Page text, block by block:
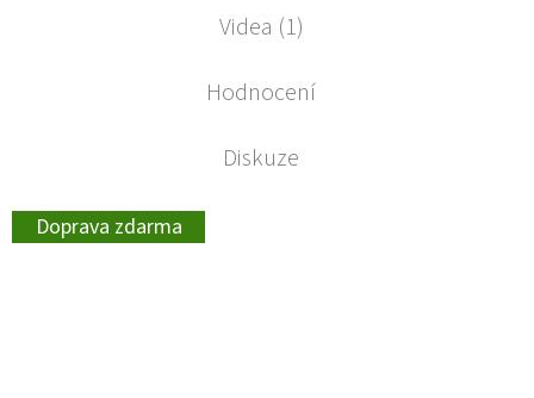
Videa (1)
Hodnocení
Diskuze
Doprava zdarma